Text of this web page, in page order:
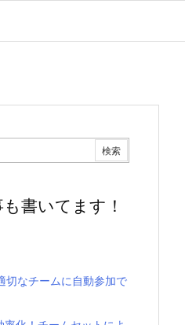
書いてます！
切なチームに自動参加で